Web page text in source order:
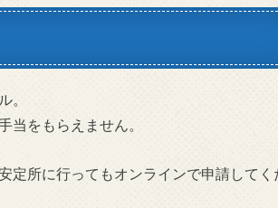
。
当をもらえません。
定所に行ってもオンラインで申請してく